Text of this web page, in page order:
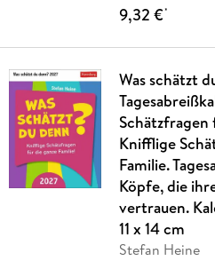
9,32 €*
Was schätzt
Schätzfragen
Knifflige
Familie.
Köpfe, die
vertrauen.
11 x 14 cm
Stefan Heine